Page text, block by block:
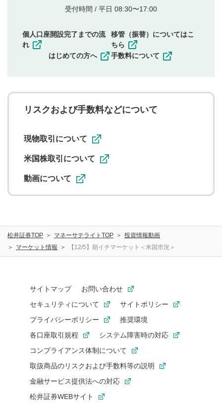
他者の権利（商標、著作権、その他の知的財産
その他当社が不適切と判断した投稿
一度投稿した評価およびコメントの変更・削除はできま
ことを承諾したものとします。また、利用者は、コメント
に関する著作者人格権を行使しないことに同意します。利
用者が投稿したコメントは、当社サービスの広告・宣伝、
ることがあります。
受付時間 / 平日 08:30〜17:00
個人口座開設完了までの流
れ
はじめての方へ
移管（振替）についてはこ
ちら
手数料について
リスクおよび手数料などについて
現物取引について
米国株取引について
動画について
松井証券TOP マネーサテライトTOP
投資情報動画
マーケット情報
【12/5】朝イチマーケット＜米国市況＞
サイトマップ
お問い合わせ
セキュリティについて
サイトポリシー
プライバシーポリシー
推奨環境
各口座取引規程
システム障害時の対応
コンプライアンス体制について
取扱商品のリスクおよび手数料等の説明
金融サービス提供法への対応
松井証券WEBサイト